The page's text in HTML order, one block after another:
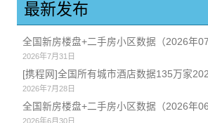
最新发布
全国新房楼盘+二手房小区数据（2026年07
2026年7月31日
[携程网]全国所有城市酒店数据135万家
2026年7月28日
全国新房楼盘+二手房小区数据（2026年06
2026年6月30日